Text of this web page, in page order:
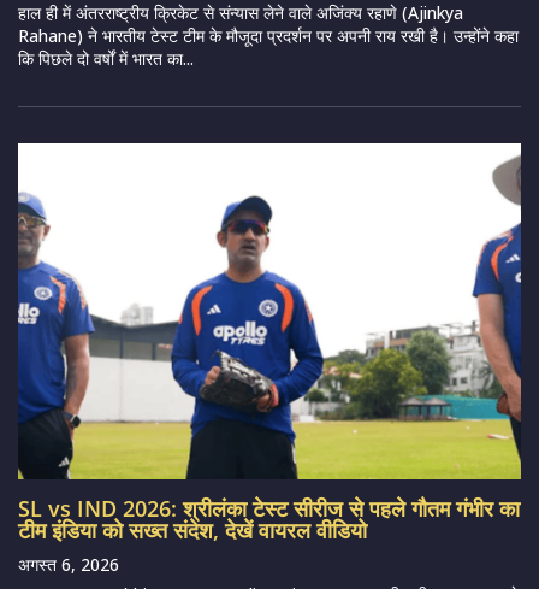
हाल ही में अंतरराष्ट्रीय क्रिकेट से संन्यास लेने वाले अजिंक्य रहाणे (Ajinkya
Rahane) ने भारतीय टेस्ट टीम के मौजूदा प्रदर्शन पर अपनी राय रखी है। उन्होंने कहा
कि पिछले दो वर्षों में भारत का...
SL vs IND 2026: श्रीलंका टेस्ट सीरीज से पहले गौतम गंभीर का
टीम इंडिया को सख्त संदेश, देखें वायरल वीडियो
अगस्त 6, 2026